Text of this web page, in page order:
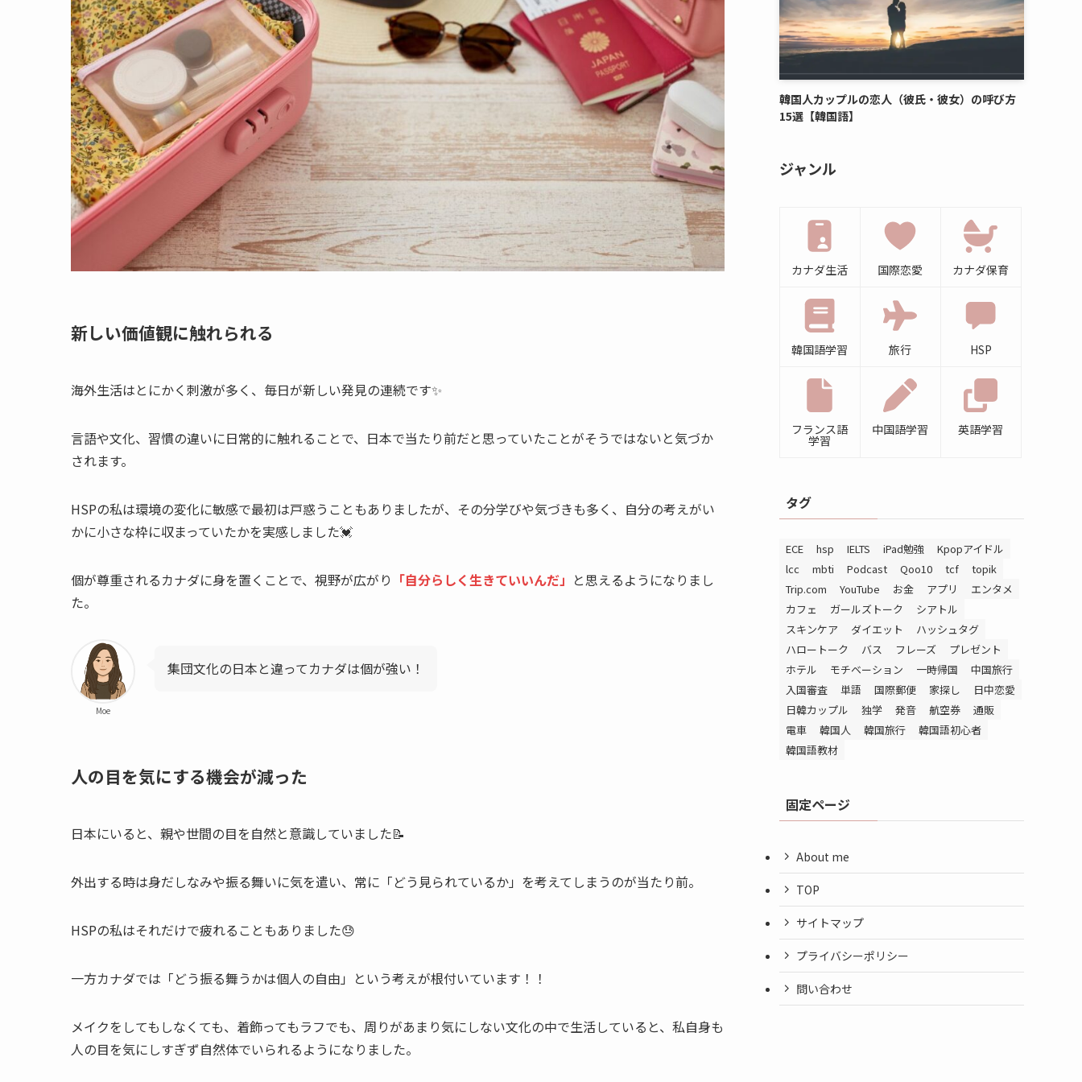
新しい価値観に触れられる
海外生活はとにかく刺激が多く、毎日が新しい発見の連続です✨
言語や文化、習慣の違いに日常的に触れることで、日本で当たり前だと思っていたことがそうではないと気づか
されます。
HSPの私は環境の変化に敏感で最初は戸惑うこともありましたが、その分学びや気づきも多く、自分の考えがい
かに小さな枠に収まっていたかを実感しました💓
個が尊重されるカナダに身を置くことで、視野が広がり 「自分らしく生きていいんだ」 と思えるようになりまし
た。
Moe
集団文化の日本と違ってカナダは個が強い！
人の目を気にする機会が減った
日本にいると、親や世間の目を自然と意識していました📝
外出する時は身だしなみや振る舞いに気を遣い、常に「どう見られているか」を考えてしまうのが当たり前。
HSPの私はそれだけで疲れることもありました😓
一方カナダでは「どう振る舞うかは個人の自由」という考えが根付いています！！
メイクをしてもしなくても、着飾ってもラフでも、周りがあまり気にしない文化の中で生活していると、私自身も
人の目を気にしすぎず自然体でいられるようになりました。
韓国人カップルの恋人（彼氏・彼女）の呼び方
15選【韓国語】
ジャンル
カナダ生活 国際恋愛 カナダ保育
韓国語学習 旅行 HSP
フランス語
学習
中国語学習 英語学習
タグ
ECE hsp IELTS iPad勉強
Kpopアイドル
lcc
mbti Podcast Qoo10 tcf
topik
Trip.com
YouTube お金 アプリ
エンタメ
カフェ
ガールズトーク
シアトル
スキンケア
ダイエット
ハッシュタグ
ハロートーク
バス フレーズ
プレゼント
ホテル
モチベーション 一時帰国
中国旅行
入国審査
単語 国際郵便 家探し
日中恋愛
日韓カップル
独学 発音 航空券
通販
電車
韓国人 韓国旅行
韓国語初心者
韓国語教材
固定ページ
About me
TOP
サイトマップ
プライバシーポリシー
問い合わせ